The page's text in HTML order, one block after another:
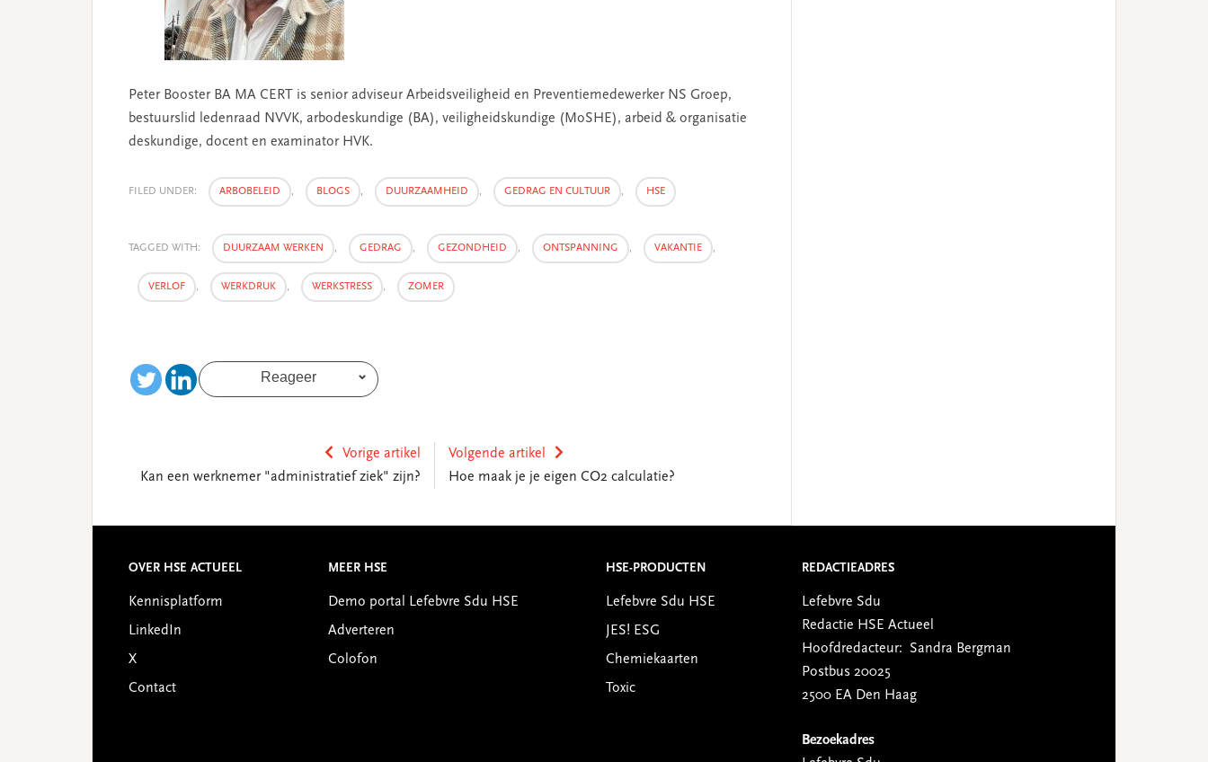
Peter Booster BA MA CERT is senior adviseur Arbeidsveiligheid en Preventiemedewerker NS Groep,
bestuurslid ledenraad NVVK, arbodeskundige (BA), veiligheidskundige (MoSHE), arbeid & organisatie
deskundige, docent en examinator HVK.
FILED UNDER: ARBOBELEID , BLOGS , DUURZAAMHEID , GEDRAG EN CULTUUR , HSE
TAGGED WITH: DUURZAAM WERKEN , GEDRAG , GEZONDHEID , ONTSPANNING , VAKANTIE ,
VERLOF , WERKDRUK , WERKSTRESS , ZOMER
Reageer
Vorige artikel
Kan een werknemer "administratief ziek" zijn?
Volgende artikel
Hoe maak je je eigen CO2 calculatie?
Interactions
Footer
OVER HSE ACTUEEL
Kennisplatform
LinkedIn
X
Contact
MEER HSE
Demo portal Lefebvre Sdu HSE
Adverteren
Colofon
HSE-PRODUCTEN
Lefebvre Sdu HSE
JES! ESG
Chemiekaarten
Toxic
REDACTIEADRES
Lefebvre Sdu
Redactie HSE Actueel
Hoofdredacteur: Sandra Bergman
Postbus 20025
2500 EA Den Haag
Bezoekadres